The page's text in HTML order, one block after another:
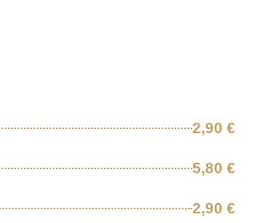
2,90 €
5,80 €
2,90 €